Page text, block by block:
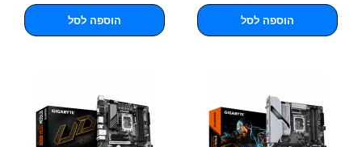
הוספה לסל הוספה לסל